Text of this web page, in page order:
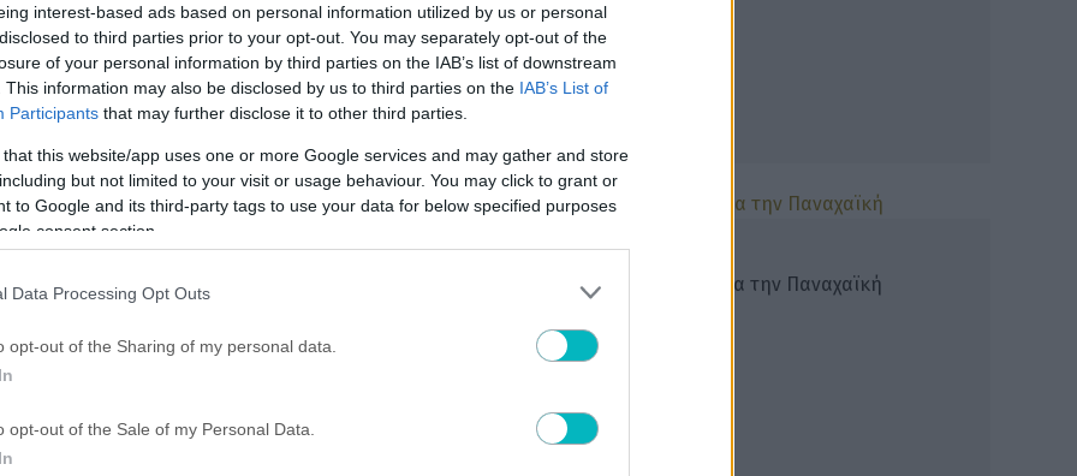
interest-based ads based on personal information utilized by us or personal
to third parties prior to your opt-out. You may separately opt-out of the
of your personal information by third parties on the IAB’s list of downstream
This information may also be disclosed by us to third parties on the IAB’s List of
Participants that may further disclose it to other third parties.
that this website/app uses one or more Google services and may gather and store
but not limited to your visit or usage behaviour. You may click to grant or
to Google and its third-party tags to use your data for below specified purposes
consent section.
Data Processing Opt Outs
opt-out of the Sharing of my personal data.
opt-out of the Sale of my Personal Data.
Γ΄ ΕΘΝΙΚΗ
Νέα δυνατή κίνηση για την Παναχαϊκή